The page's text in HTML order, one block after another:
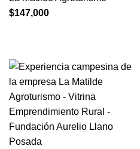
$147,000